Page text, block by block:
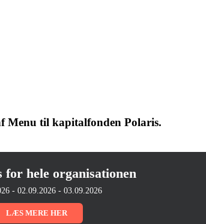
Menu til kapitalfonden Polaris.
for hele organisationen
- 02.09.2026 - 03.09.2026
LÆS MERE HER